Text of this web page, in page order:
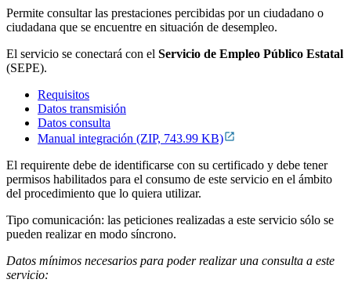
Permite consultar las prestaciones percibidas por un ciudadano o
ciudadana que se encuentre en situación de desempleo.
El servicio se conectará con el Servicio de Empleo Público Estatal
(SEPE).
Requisitos
Datos transmisión
Datos consulta
Manual integración (ZIP, 743.99 KB)
El requirente debe de identificarse con su certificado y debe tener
permisos habilitados para el consumo de este servicio en el ámbito
del procedimiento que lo quiera utilizar.
Tipo comunicación: las peticiones realizadas a este servicio sólo se
pueden realizar en modo síncrono.
Datos mínimos necesarios para poder realizar una consulta a este
servicio: